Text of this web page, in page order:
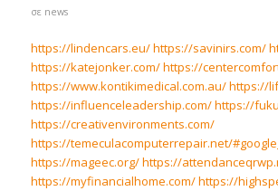
σε news
https://lindencars.eu/https://savinirs.com/
https://katejonker.com/https://
https://www.kontikimedical.com.au/https://
https://influenceleadership.com/https://
https://creativenvironments.com/
https://temeculacomputerrepair.net/
https://mageec.org/https://
https://myfinancialhome.com/https://